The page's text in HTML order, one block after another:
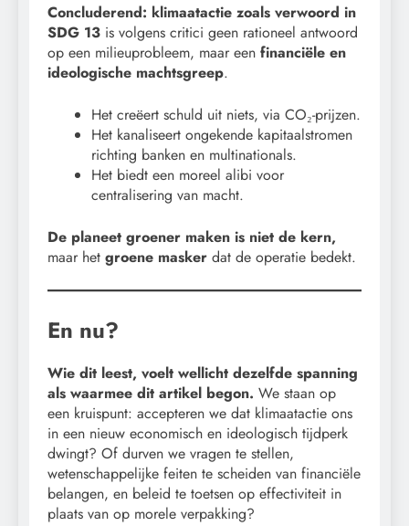
Concluderend: klimaatactie zoals verwoord in
SDG 13 is volgens critici geen rationeel antwoord
op een milieuprobleem, maar een financiële en
ideologische machtsgreep.
Het creëert schuld uit niets, via CO₂-prijzen.
Het kanaliseert ongekende kapitaalstromen
richting banken en multinationals.
Het biedt een moreel alibi voor
centralisering van macht.
De planeet groener maken is niet de kern,
maar het groene masker dat de operatie bedekt.
En nu?
Wie dit leest, voelt wellicht dezelfde spanning
als waarmee dit artikel begon. We staan op
een kruispunt: accepteren we dat klimaatactie ons
in een nieuw economisch en ideologisch tijdperk
dwingt? Of durven we vragen te stellen,
wetenschappelijke feiten te scheiden van financiële
belangen, en beleid te toetsen op effectiviteit in
plaats van op morele verpakking?